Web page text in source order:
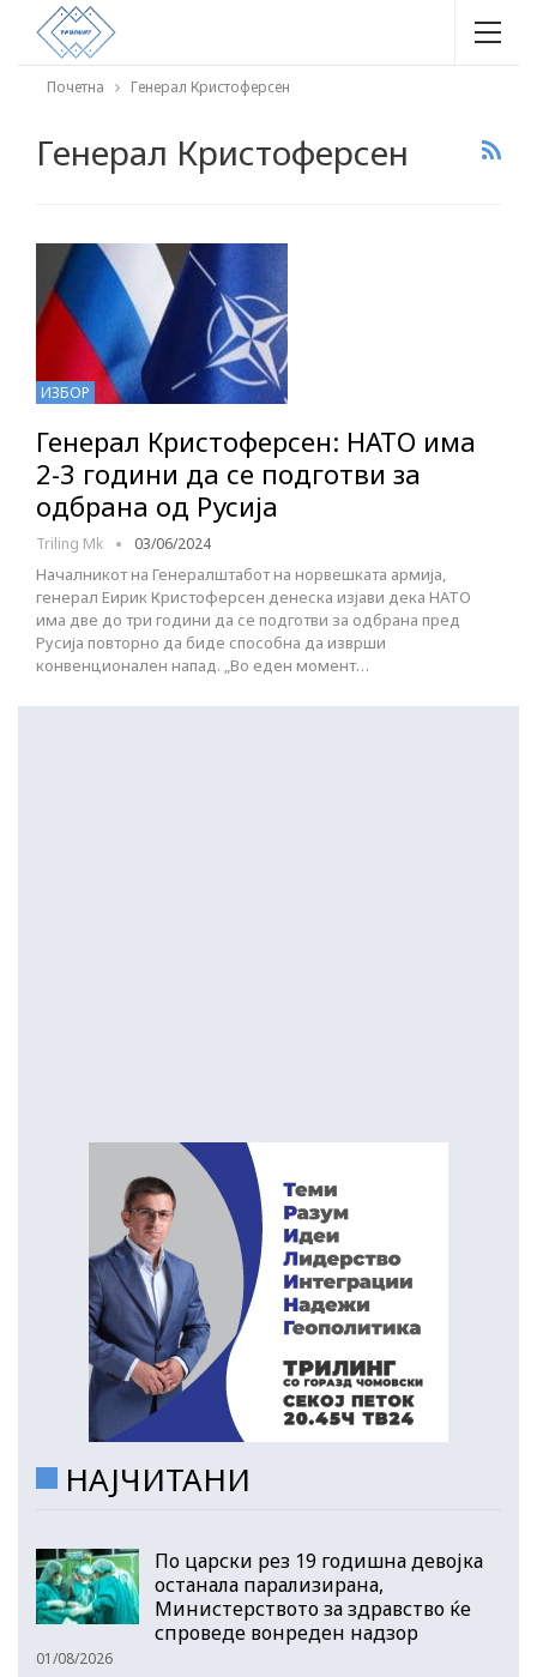
Почетна Генерал Кристоферсен
Генерал Кристоферсен
ИЗБОР
Генерал Кристоферсен: НАТО има
2-3 години да се подготви за
одбрана од Русија
Triling Mk 03/06/2024
Началникот на Генералштабот на норвешката армија,
генерал Еирик Кристоферсен денеска изјави дека НАТО
има две до три години да се подготви за одбрана пред
Русија повторно да биде способна да изврши
конвенционален напад. „Во еден момент…
НАЈЧИТАНИ
По царски рез 19 годишна девојка
останала парализирана,
Министерството за здравство ќе
спроведе вонреден надзор
01/08/2026